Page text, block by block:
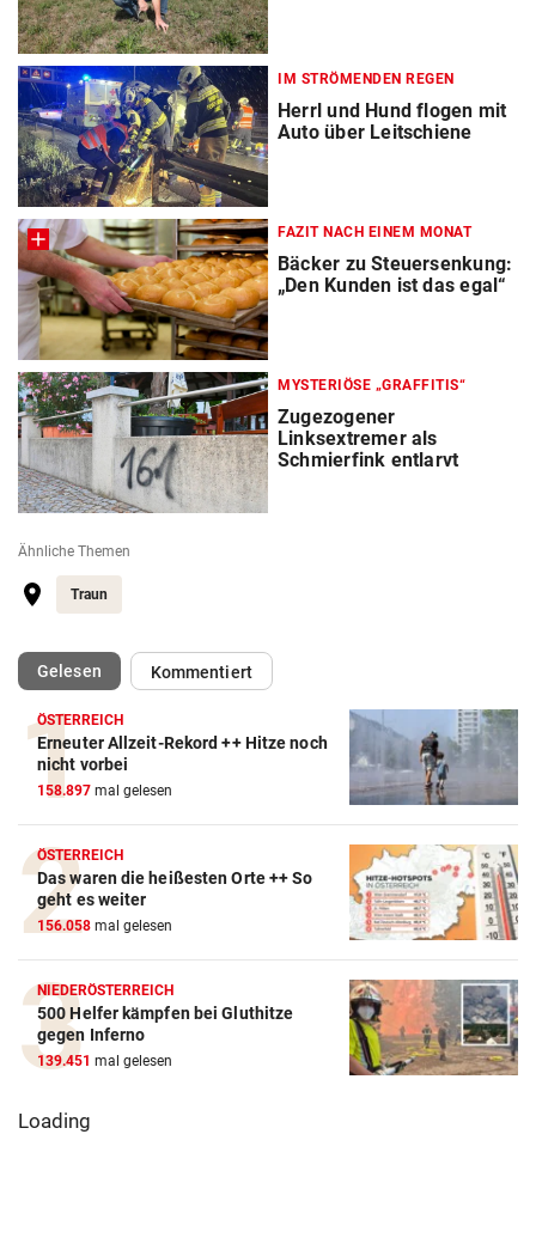
IM STRÖMENDEN REGEN
Herrl und Hund flogen mit
Auto über Leitschiene
FAZIT NACH EINEM MONAT
Bäcker zu Steuersenkung:
„Den Kunden ist das egal“
MYSTERIÖSE „GRAFFITIS“
Zugezogener
Linksextremer als
Schmierfink entlarvt
Ähnliche Themen
Traun
Gelesen(ausgewählt)Kommentiert
ÖSTERREICH
Erneuter Allzeit-Rekord ++ Hitze noch
nicht vorbei
158.897 mal gelesen
ÖSTERREICH
Das waren die heißesten Orte ++ So
geht es weiter
156.058 mal gelesen
NIEDERÖSTERREICH
500 Helfer kämpfen bei Gluthitze
gegen Inferno
139.451 mal gelesen